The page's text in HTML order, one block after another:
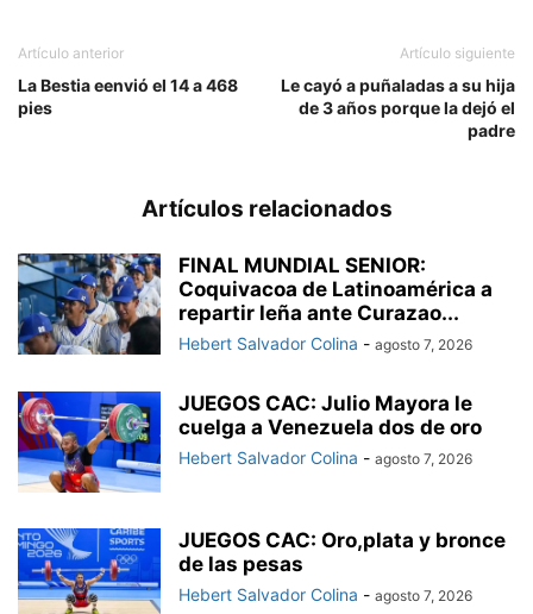
Artículo anterior
La Bestia eenvió el 14 a 468
pies
Artículo siguiente
Le cayó a puñaladas a su hija
de 3 años porque la dejó el
padre
Artículos relacionados
FINAL MUNDIAL SENIOR:
Coquivacoa de Latinoamérica a
repartir leña ante Curazao...
Hebert Salvador Colina - agosto 7, 2026
JUEGOS CAC: Julio Mayora le
cuelga a Venezuela dos de oro
Hebert Salvador Colina - agosto 7, 2026
JUEGOS CAC: Oro,plata y bronce
de las pesas
Hebert Salvador Colina - agosto 7, 2026